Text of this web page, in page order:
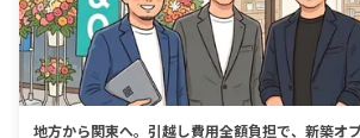
地方から関東へ。引越し費用全額負担で、新築オ